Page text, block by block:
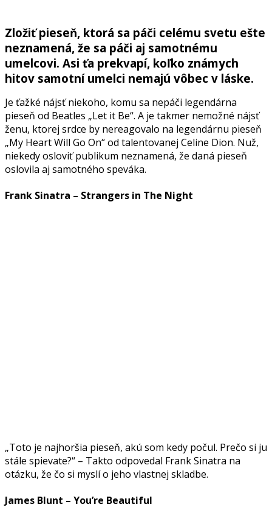
Zložiť pieseň, ktorá sa páči celému svetu ešte
neznamená, že sa páči aj samotnému
umelcovi. Asi ťa prekvapí, koľko známych
hitov samotní umelci nemajú vôbec v láske.
Je ťažké nájsť niekoho, komu sa nepáči legendárna
pieseň od Beatles „Let it Be“. A je takmer nemožné nájsť
ženu, ktorej srdce by nereagovalo na legendárnu pieseň
„My Heart Will Go On“ od talentovanej Celine Dion. Nuž,
niekedy osloviť publikum neznamená, že daná pieseň
oslovila aj samotného speváka.
Frank Sinatra – Strangers in The Night
„Toto je najhoršia pieseň, akú som kedy počul. Prečo si ju
stále spievate?“ – Takto odpovedal Frank Sinatra na
otázku, že čo si myslí o jeho vlastnej skladbe.
James Blunt – You’re Beautiful